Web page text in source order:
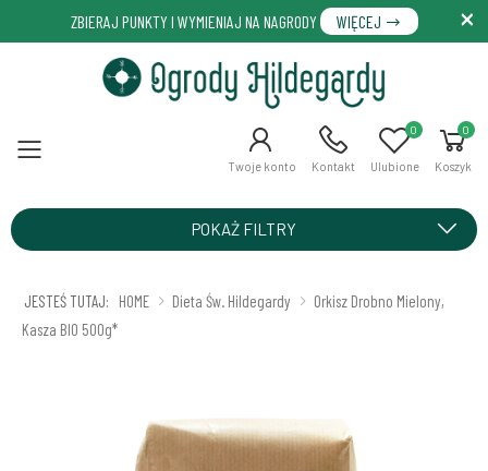
ZBIERAJ PUNKTY I WYMIENIAJ NA NAGRODY WIĘCEJ
Menu Twoje konto Kontakt Ulubione
0 0
Koszyk
POKAŻ FILTRY
JESTEŚ TUTAJ: HOME Dieta Św. Hildegardy
Orkisz Drobno Mielony,
Kasza BIO 500g*